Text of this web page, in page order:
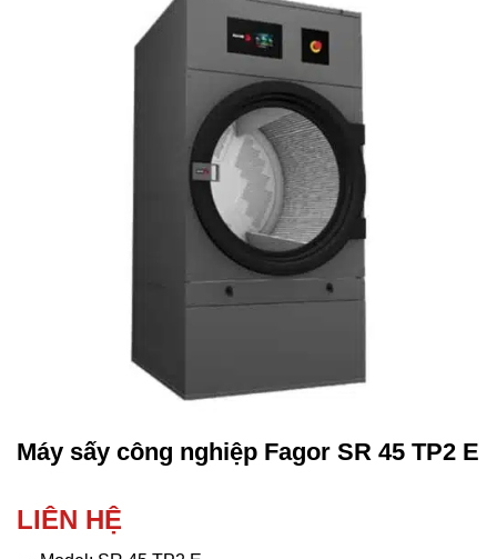
Máy sấy công nghiệp Fagor SR 45 TP2 E
LIÊN HỆ